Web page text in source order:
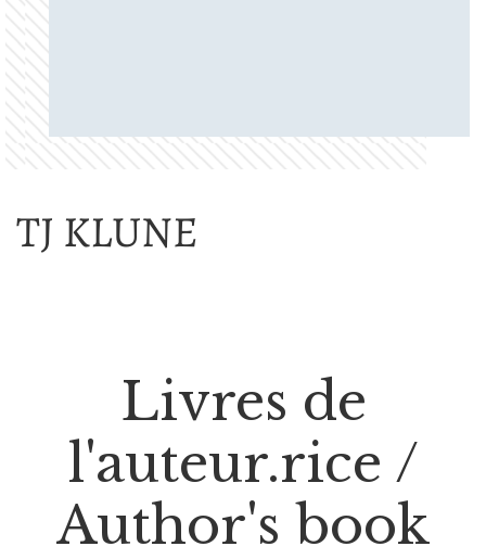
TJ KLUNE
Livres de
l'auteur.rice /
Author's book